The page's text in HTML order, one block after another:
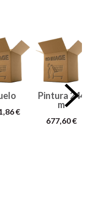
€
Pintura 244
m
677,60 €